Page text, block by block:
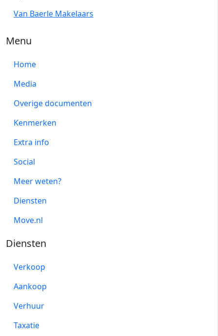
Van Baerle Makelaars
Menu
Home
Media
Overige documenten
Kenmerken
Extra info
Social
Meer weten?
Diensten
Move.nl
Diensten
Verkoop
Aankoop
Verhuur
Taxatie